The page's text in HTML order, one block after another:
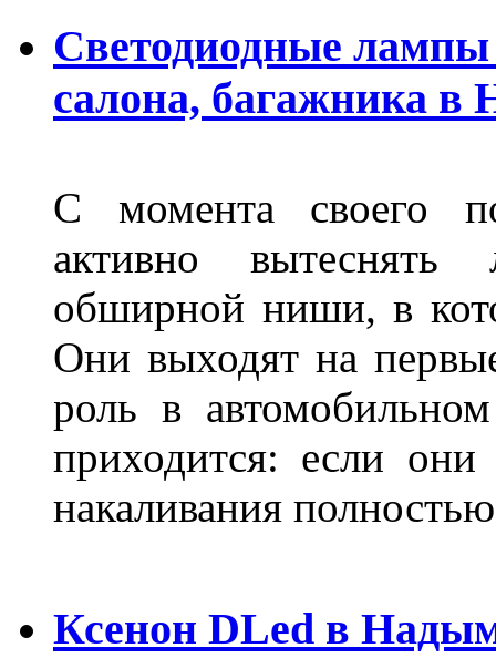
Светодиодные лампы
салона, багажника в
С момента своего
активно
обширной ниши, в
Они выходят на
роль в
приходится: если
накаливания
Ксенон DLed в